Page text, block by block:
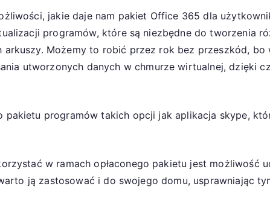
jakie daje nam pakiet Office 365 dla
programów, które są niezbędne do tworzenia
Możemy to robić przez rok bez przeszkód, bo
utworzonych danych w chmurze wirtualnej, dzięki
pakietu programów takich opcji jak aplikacja skype,
w ramach opłaconego pakietu jest możliwość
ją zastosować i do swojego domu, usprawniając